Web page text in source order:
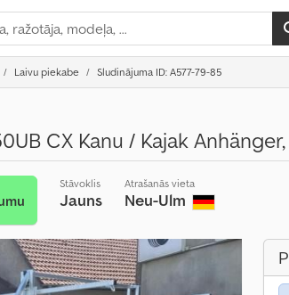
Laivu piekabe Sludinājuma ID: A577-79-85
CX Kanu / Kajak
Stāvoklis
Jauns
Atrašanās vieta
Neu-Ulm